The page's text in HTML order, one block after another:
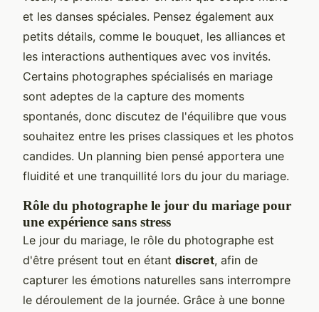
et les danses spéciales. Pensez également aux
petits détails, comme le bouquet, les alliances et
les interactions authentiques avec vos invités.
Certains photographes spécialisés en mariage
sont adeptes de la capture des moments
spontanés, donc discutez de l'équilibre que vous
souhaitez entre les prises classiques et les photos
candides. Un planning bien pensé apportera une
fluidité et une tranquillité lors du jour du mariage.
Rôle du photographe le jour du mariage pour
une expérience sans stress
Le jour du mariage, le rôle du photographe est
d'être présent tout en étant discret, afin de
capturer les émotions naturelles sans interrompre
le déroulement de la journée. Grâce à une bonne